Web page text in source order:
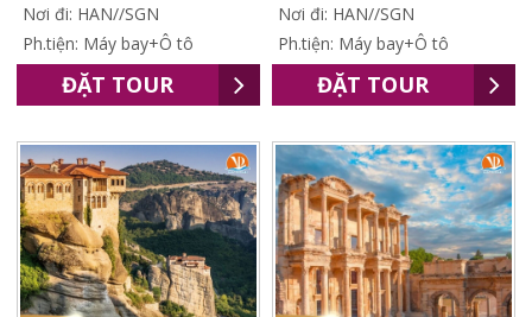
Nơi đi: HAN//SGN
Ph.tiện: Máy bay+Ô tô
ĐẶT TOUR
Nơi đi: HAN//SGN
Ph.tiện: Máy bay+Ô tô
ĐẶT TOUR